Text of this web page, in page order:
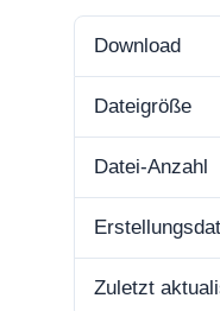
Down­load
Datei­grö­ße
Datei-Anzahl
Zuletzt